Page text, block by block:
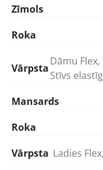
Zīmols
Roka
Vārpsta
Dāmu Flex,
Stīvs
Mansards
Roka
Vārpsta Ladies Flex,